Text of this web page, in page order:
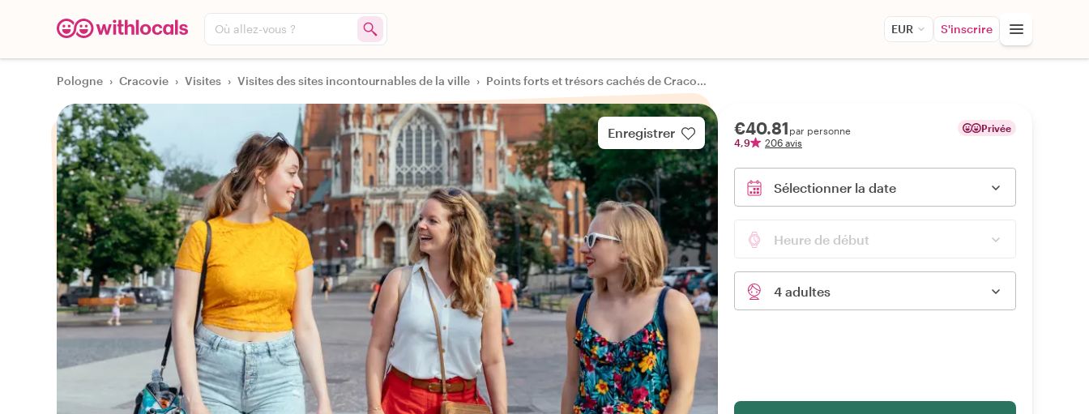
Où allez-vous ? EUR S'inscrire
Pologne › Cracovie › Visites › Visites des sites incontournables de la ville › Points forts et trésors cachés de Cracovie
Enregistrer €40.81 par personne
4,9
206 avis
Privée
Sélectionner la date
Heure de début
4 adultes